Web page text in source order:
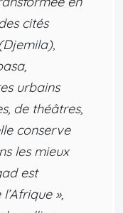
cités
urbains
de théâtres,
conserve
les mieux
est
»,